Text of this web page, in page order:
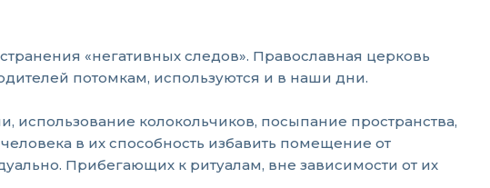
«негативных следов». Православная церковь
потомкам, используются и в наши дни.
колокольчиков, посыпание пространства,
в их способность избавить помещение от
Прибегающих к ритуалам, вне зависимости от их